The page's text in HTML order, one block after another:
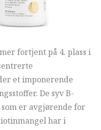
fortjent på 4. plass i
et imponerende
De syv B-
er avgjørende for
har i